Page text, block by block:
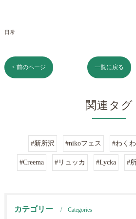
日常
< 前のページ 一覧に戻る
関連タグ
#新所沢 #nikoフェス #わく
#Creema #リュッカ #Lycka #
カテゴリー Categories